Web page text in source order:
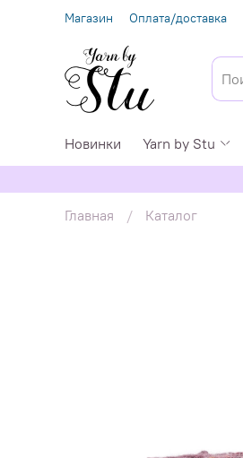
Магазин Оплата/доставка
Новинки Yarn by Stu
Главная Каталог